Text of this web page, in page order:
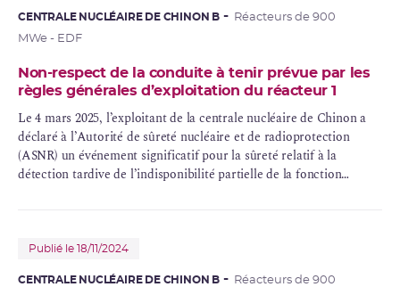
CENTRALE NUCLÉAIRE DE CHINON B
Réacteurs de 900
MWe - EDF
Non-respect de la conduite à tenir prévue par les
règles générales d’exploitation du réacteur 1
Le 4 mars 2025, l’exploitant de la centrale nucléaire de Chinon a
déclaré à l’Autorité de sûreté nucléaire et de radioprotection
(ASNR) un événement significatif pour la sûreté relatif à la
détection tardive de l’indisponibilité partielle de la fonction
Publié le 18/11/2024
CENTRALE NUCLÉAIRE DE CHINON B
Réacteurs de 900